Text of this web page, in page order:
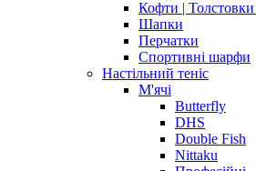
Кофти | Толстовки
Шапки
Перчатки
Спортивні шарфи
Настільний теніс
М'ячі
Butterfly
DHS
Double Fish
Nittaku